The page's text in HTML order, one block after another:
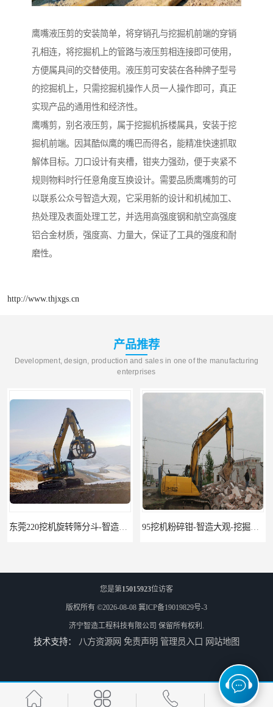
鹰嘴液压剪的安装简单，将穿销孔与挖掘机前端的穿销
孔相连，将挖掘机上的管路与液压剪相连接即可使用，
方便属具间的交替使用。液压剪可安装在各种牌子型号
的挖掘机上，只需挖掘机操作人员一人操作即可，真正
实现产品的通用性和经济性。
鹰嘴剪，别名液压剪，属于挖掘机拆楼属具，安装于挖
掘机前端。因其酷似鹰的嘴巴而得名，能精准快速抓取
解体目标。刀口设计有夹槽，钳夹力强劲，便于夹紧不
规则物料时行任意角度互换设计。需要品质鹰嘴剪的可
以联系公众号智造大观，它采用新的设计和机械加工、
热处理及表面处理工艺，并选用高强度钢和航空高强度
铝合金材质，强度高、力量大，保证了工具的强度和耐
磨性。
http://www.thjxgs.cn
产品推荐
Development, design, production and sales in one of the manufacturing
enterprises
挖掘机除草机 315挖掘机割草机 智造大观 园林割草机 135挖掘机割草机 智造大观
您是第15015923位访客
版权所有 ©2026-08-08 冀ICP备19019829号-3
济宁智造工程科技有限公司 保留所有权利.
技术支持： 八方资源网 免责声明 管理员入口 网站地图